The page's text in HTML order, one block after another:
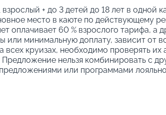
взрослый + до 3 детей до 18 лет в одной
место в каюте по действующему
оплачивает 60 % взрослого тарифа, а
или минимальную доплату, зависит от
всех круизах, необходимо проверять их
нельзя комбинировать с
или программами